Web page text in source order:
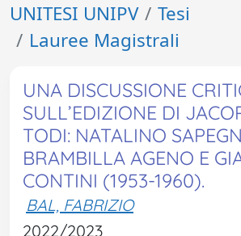
UNITESI UNIPV
Tesi
Lauree Magistrali
UNA DISCUSSIONE
SULL’EDIZIONE DI
TODI: NATALINO
BRAMBILLA AGENO E
CONTINI (1953-1960).
BAL, FABRIZIO
2022/2023